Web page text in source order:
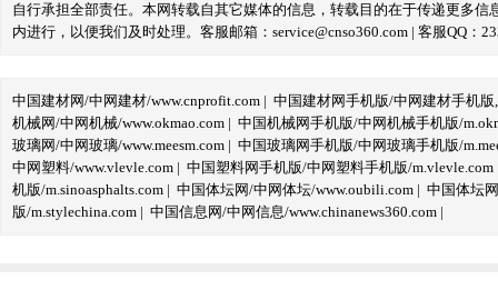
自行承担全部责任。本网转载自其它媒体的信息，转载目的在于传递更多
内进行，以便我们及时处理。客服邮箱：service@cnso360.com | 客服QQ：
中国建材网/中网建材/www.cnprofit.com | 中国建材网手机版/中网建材手机版
机械网/中网机械/www.okmao.com | 中国机械网手机版/中网机械手机版/
玻璃网/中网玻璃/www.meesm.com | 中国玻璃网手机版/中网玻璃手机版/
中网塑料/www.vlevle.com | 中国塑料网手机版/中网塑料手机版/m.vlevle.com
机版/m.sinoasphalts.com | 中国体坛网/中网体坛/www.oubili.com | 中国体坛
版/m.stylechina.com | 中国信息网/中网信息/www.chinanews360.com |